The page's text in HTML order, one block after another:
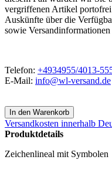
vergriffenen Artikel portofrei
Auskünfte über die
sowie
Telefon: +4934955/4013-
E-Mail: info@wl-versand.de
Versandkosten innerhalb
Produktdetails
Zeichenlineal mit Symbolen